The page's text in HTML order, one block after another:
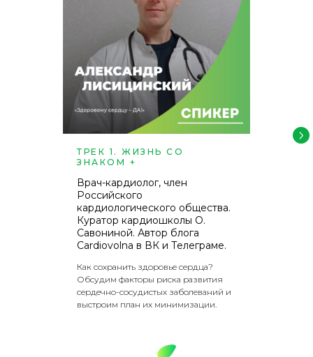
ТРЕК 1. ЖИЗНЬ СО
ЗНАКОМ +
Врач-кардиолог, член
Российского
кардиологического общества.
Куратор кардиошколы О.
Савониной. Автор блога
Cardiovolna в ВК и Телеграме.
Как сохранить здоровье сердца?
Обсудим факторы риска развития
сердечно-сосудистых заболеваний и
выстроим план их минимизации.